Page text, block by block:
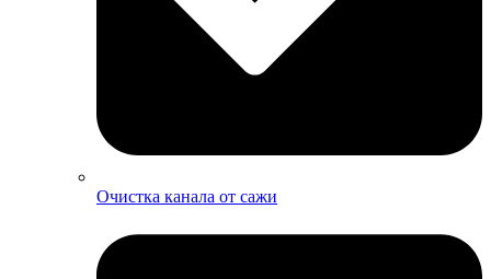
Очистка канала от сажи